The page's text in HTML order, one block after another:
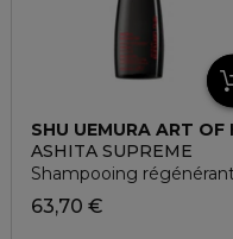
SHU UEMURA ART OF
ASHITA SUPREME
Shampooing
63,70 €